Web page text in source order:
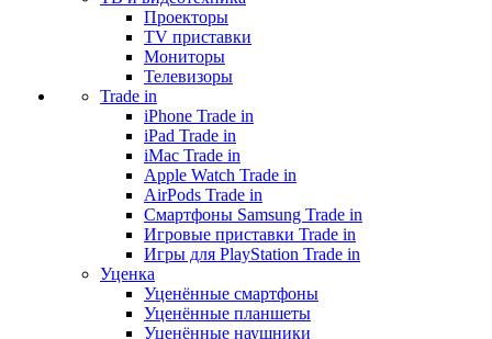
Проекторы
TV приставки
Мониторы
Телевизоры
Trade in
iPhone Trade in
iPad Trade in
iMac Trade in
Apple Watch Trade in
AirPods Trade in
Смартфоны Samsung Trade in
Игровые приставки Trade in
Игры для PlayStation Trade in
Уценка
Уценённые смартфоны
Уценённые планшеты
Уценённые наушники